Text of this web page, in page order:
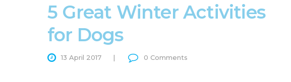
5 Great Winter Activities
for Dogs
13 April 2017 0 Comments